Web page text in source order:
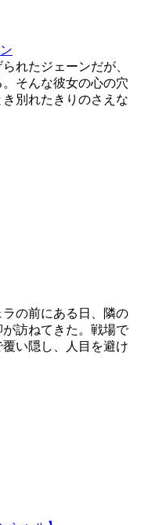
れたジェーンだが、
そんな彼女の心の穴
別れたきりのさえな
の前にある日、隣の
訪ねてきた。戦場で
い隠し、人目を避け